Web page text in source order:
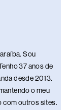
Sou
37 anos de
desde 2013.
o meu
com outros sites.